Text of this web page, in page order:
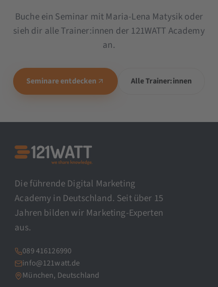
Buche ein Seminar mit Maria-Lena Matysik oder
sieh dir alle Trainer:innen der 121WATT Academy
an.
Seminare entdecken Alle Trainer:innen
Die führende Digital Marketing
Academy in Deutschland. Seit über 15
Jahren bilden wir Marketing-Experten
aus.
089 416126990
info@121watt.de
München, Deutschland